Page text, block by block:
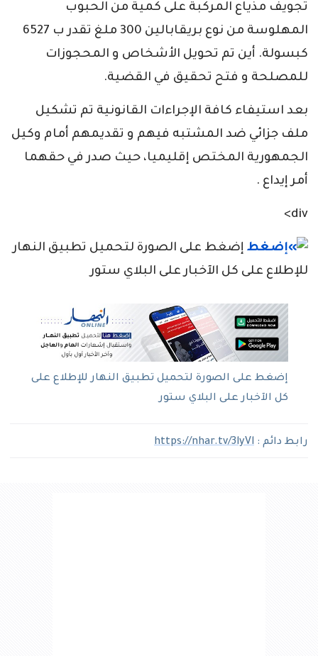
تجويف مذياع المركبة على كمية من الحبوب
المهلوسة من نوع بريقابالين 300 ملغ تقدر ب 6527
كبسولة. أين تم تحويل الأشخاص و المحجوزات
للمصلحة و فتح تحقيق في القضية.
بعد استيفاء كافة الإجراءات القانونية تم تشكيل
ملف جزائي ضد المشتبه فيهم و تقديمهم أمام وكيل
الجمهورية المختص إقليميا، حيث صدر في حقهما
أمر إيداع .
div>
إضغط على الصورة لتحميل تطبيق النهار
للإطلاع على كل الآخبار على البلاي ستور
إضغط على الصورة لتحميل تطبيق النهار للإطلاع على
كل الآخبار على البلاي ستور
رابط دائم : https://nhar.tv/3lyVl